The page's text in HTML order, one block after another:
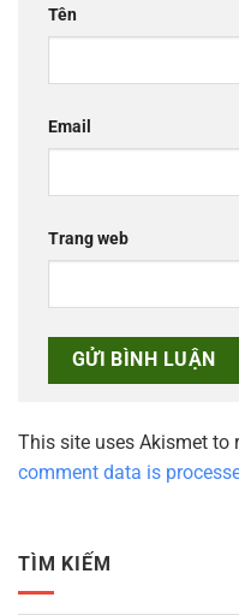
Tên
Email
Trang web
This site uses Akismet to
comment data is
TÌM KIẾM